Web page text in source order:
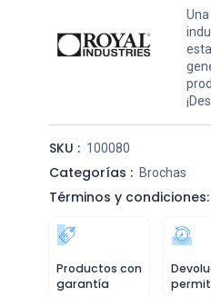
SKU : 100080
Categorías : Brochas
Términos y
Productos con
garantía